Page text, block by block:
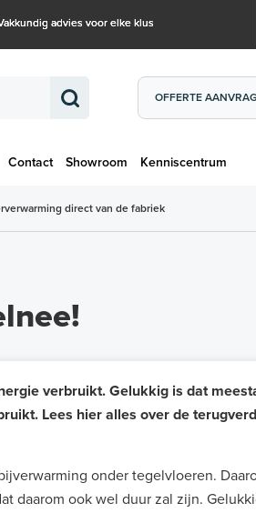
advies voor elke klus
OFFERTE
Contact Showroom Kenniscentrum
€ 0,00
direct van de fabriek
verbruikt. Gelukkig is dat
Lees hier alles over de
onder tegelvloeren.
daarom ook wel duur zal zijn.